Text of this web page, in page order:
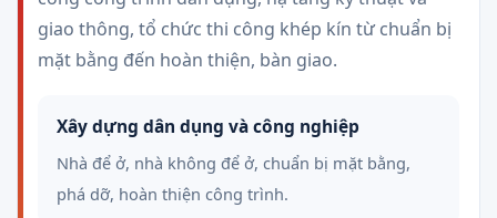
giao thông, tổ chức thi công khép kín từ chuẩn bị
mặt bằng đến hoàn thiện, bàn giao.
Xây dựng dân dụng và công nghiệp
Nhà để ở, nhà không để ở, chuẩn bị mặt bằng,
phá dỡ, hoàn thiện công trình.